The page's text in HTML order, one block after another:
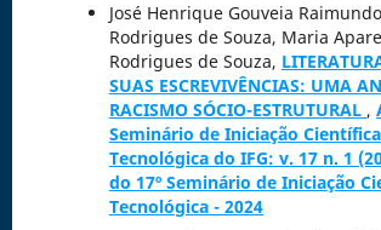
José Henrique Gouveia
Rodrigues de Souza, Maria
Rodrigues de Souza,
SUAS ESCREVIVÊNCIAS: UMA
RACISMO SÓCIO-ESTRUTURAL ,
Seminário de Iniciação
Tecnológica do IFG: v. 17 n. 1
do 17º Seminário de Iniciação
Tecnológica - 2024